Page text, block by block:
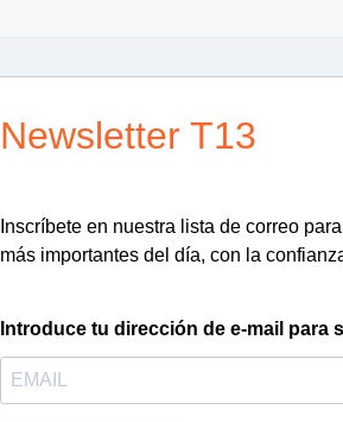
Newsletter T13
Inscríbete en nuestra lista de correo
más importantes del día, con la
Introduce tu dirección de e-mail para